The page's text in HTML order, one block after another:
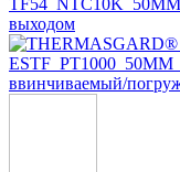
выходом
ввинчиваемый/